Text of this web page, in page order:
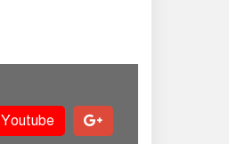
Youtube